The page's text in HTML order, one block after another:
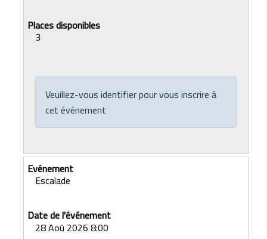
3
Veuillez-vous identifier pour vous inscrire à
cet événement
Escalade
28 Aoû 2026 8:00